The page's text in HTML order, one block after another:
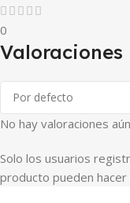
0
Valoraciones
No hay valoraciones
Solo los usuarios
producto pueden hacer